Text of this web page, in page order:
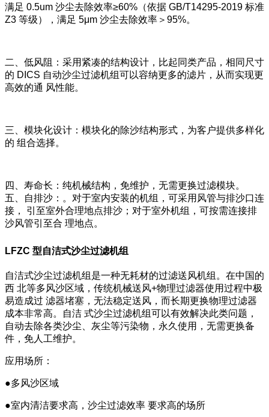
满足 0.5um 沙尘去除效率≥60%（依据 GB/T14295-2019 标准
Z3 等级），满足 5μm 沙尘去除效率＞95%。
二、低风阻：采用紧凑的结构设计，比起同类产品，相同尺寸
的 DICS 自动沙尘过滤机组可以容纳更多的滤片，从而实现更
高效的通 风性能。
三、模块化设计：模块化的除沙结构形式，为客户提供多样化
的 组合选择。
四、寿命长：纯机械结构，免维护，无需更换过滤模块。
五、自排沙：。对于室内安装的机组，可采用风管与排沙口连
接， 引至室外合理地点排沙；对于室外机组，可按需连接排
沙风管引至合 理地点。
LFZC 型自洁式沙尘过滤机组
自洁式沙尘过滤机组是一种无耗材的过滤送风机组。在中国的
西 北等多风沙区域，传统机械送风+物理过滤器使用过程中极
易造成过 滤器堵塞，无法稳定送风，而长期更换物理过滤器
成本非常高。自洁 式沙尘过滤机组可以有效解决此类问题，
自动去除各类沙尘、灰尘等污染物，永久使用，无需更换备
件，免人工维护。
应用场所：
●多风沙区域
●室内清洁要求高，沙尘过滤效率 要求高的场所